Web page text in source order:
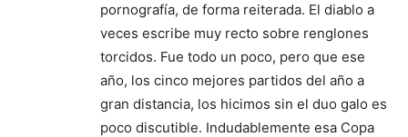
pornografía, de forma reiterada. El diablo a
veces escribe muy recto sobre renglones
torcidos. Fue todo un poco, pero que ese
año, los cinco mejores partidos del año a
gran distancia, los hicimos sin el duo galo es
poco discutible. Indudablemente esa Copa